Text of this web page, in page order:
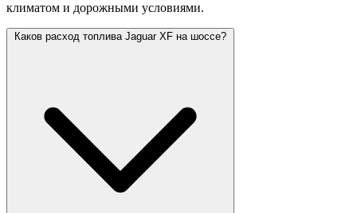
климатом и дорожными условиями.
Каков расход топлива Jaguar XF на шоссе?